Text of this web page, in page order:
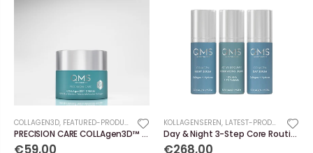
COLLAGEN3D, FEATURED-PRODUCTS
PRECISION CARE COLLAgen3D™ Cream
KOLLAGENSEREN, LATEST-PRODUCTS
Day & Night 3-Step Core Routine Set Strong